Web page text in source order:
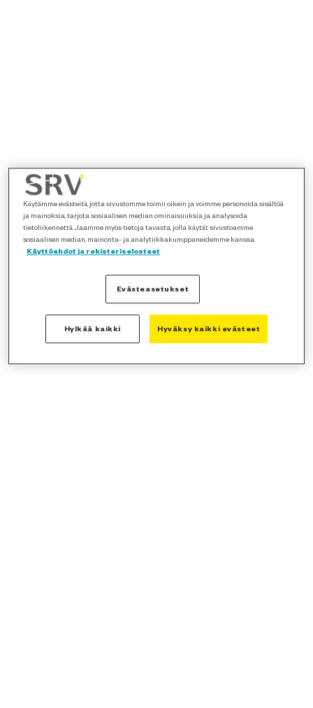
Käytämme evästeitä, jotta sivustomme toimii oikein ja voimme personoida sisältöä
ja mainoksia, tarjota sosiaalisen median ominaisuuksia ja analysoida
tietoliikennettä. Jaamme myös tietoja tavasta, jolla käytät sivustoamme
sosiaalisen median, mainonta- ja analytiikkakumppaneidemme kanssa.
Käyttöehdot ja rekisteriselosteet
Evästeasetukset
Hylkää kaikki Hyväksy kaikki evästeet